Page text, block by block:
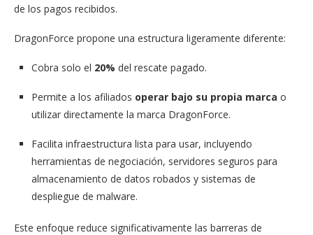
de los pagos recibidos.
DragonForce propone una estructura ligeramente diferente:
Cobra solo el 20% del rescate pagado.
Permite a los afiliados operar bajo su propia marca o
utilizar directamente la marca DragonForce.
Facilita infraestructura lista para usar, incluyendo
herramientas de negociación, servidores seguros para
almacenamiento de datos robados y sistemas de
despliegue de malware.
Este enfoque reduce significativamente las barreras de